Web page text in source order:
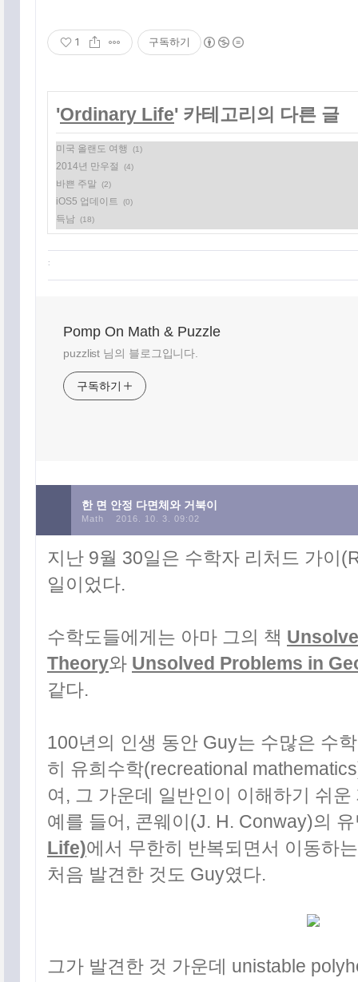
1 구독하기
'Ordinary Life' 카테고리의 다른 글
미국 올랜도 여행 (1)
2014년 만우절 (4)
바쁜 주말 (2)
iOS5 업데이트 (0)
득남 (18)
:
Pomp On Math & Puzzle
puzzlist 님의 블로그입니다.
구독하기
한 면 안정 다면체와 거북이
Math 2016. 10. 3. 09:02
지난 9월 30일은 수학자 리처드 가이
일이었다.
수학도들에게는 아마 그의 책
Theory와 Unsolved Problems in
같다.
100년의 인생 동안 Guy는 수많은 수
히 유희수학(recreational
여, 그 가운데 일반인이 이해하기 쉬
예를 들어, 콘웨이(J. H. Conway)의
Life)에서 무한히 반복되면서 이동하
처음 발견한 것도 Guy였다.
그가 발견한 것 가운데 unistable